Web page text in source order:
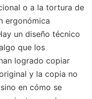
o a la tortura de
ergonómica
un diseño técnico
que los
logrado copiar
y la copia no
en cómo se